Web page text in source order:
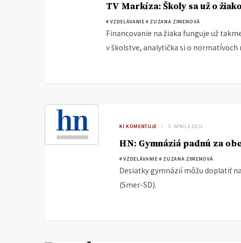
TV Markíza: Školy sa už o
# VZDELÁVANIE # ZUZANA ZIMENOVÁ
Financovanie na žiaka funguje už
v školstve, analytička si o normatívoch
KI KOMENTUJE 3. APRÍLA 2012
HN: Gymnáziá padnú za
# VZDELÁVANIE # ZUZANA ZIMENOVÁ
Desiatky gymnázií môžu doplatiť
(Smer-SD).